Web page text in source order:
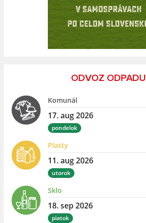
ODVOZ ODPADU
Komunál
17. aug 2026
pondelok
Plasty
11. aug 2026
utorok
Sklo
18. sep 2026
piatok